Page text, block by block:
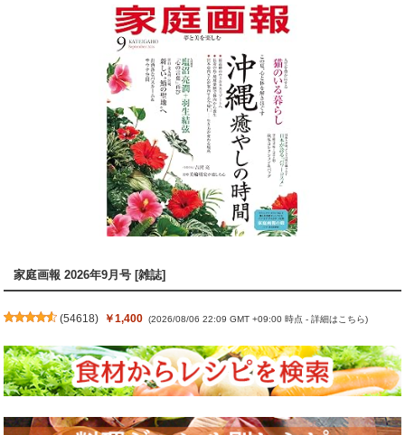
家庭画報 2026年9月号 [雑誌]
(54618) ￥1,400 (2026/08/06 22:09 GMT +09:00 時点 -詳細はこちら)